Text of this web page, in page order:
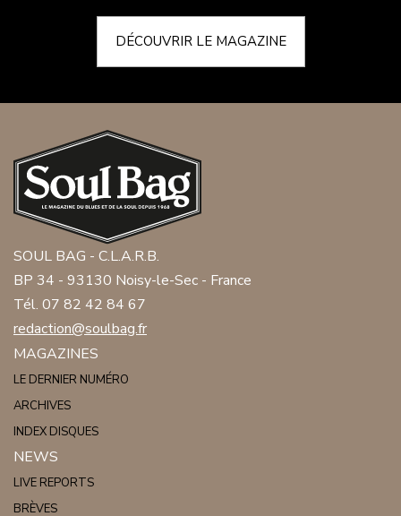
DÉCOUVRIR LE MAGAZINE
SOUL BAG - C.L.A.R.B.
BP 34 - 93130 Noisy-le-Sec - France
Tél. 07 82 42 84 67
redaction@soulbag.fr
MAGAZINES
LE DERNIER NUMÉRO
ARCHIVES
INDEX DISQUES
NEWS
LIVE REPORTS
BRÈVES